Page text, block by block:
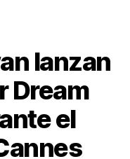
lanzan
Dream
el